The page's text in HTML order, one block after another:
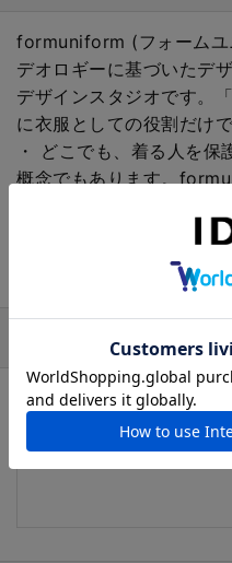
formuniform (フォームユ
デオロギーに基づいたデ
デザインスタジオです。
に衣服としての役割だけ
・ どこでも、着る人を
概念でもあります。
とエプロンを融合させた
プトを衣服やバッグのコ
おすすめの特集